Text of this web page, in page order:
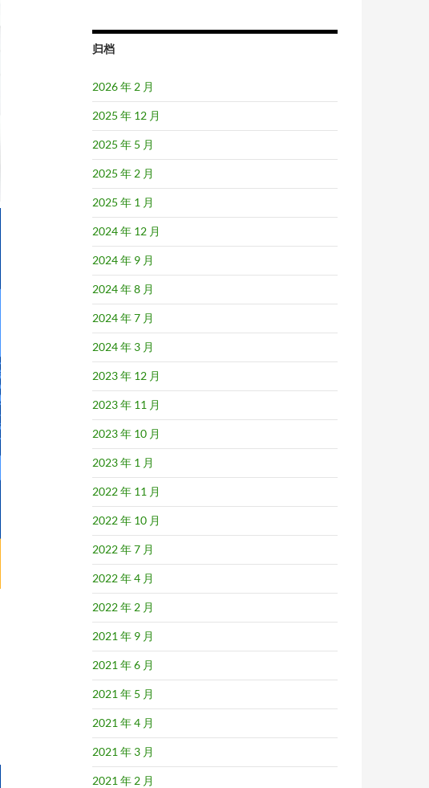
归档
2026 年 2 月
2025 年 12 月
2025 年 5 月
2025 年 2 月
2025 年 1 月
2024 年 12 月
2024 年 9 月
2024 年 8 月
2024 年 7 月
2024 年 3 月
2023 年 12 月
2023 年 11 月
2023 年 10 月
2023 年 1 月
2022 年 11 月
2022 年 10 月
2022 年 7 月
2022 年 4 月
2022 年 2 月
2021 年 9 月
2021 年 6 月
2021 年 5 月
2021 年 4 月
2021 年 3 月
2021 年 2 月